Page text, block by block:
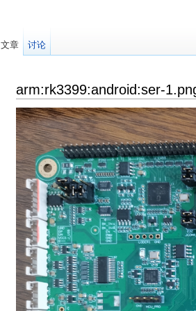
arm:rk3399:android:ser-
文章 讨论